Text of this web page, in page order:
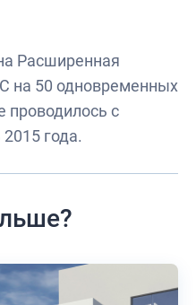
Расширенная
на 50 одновременных
проводилось с
года.